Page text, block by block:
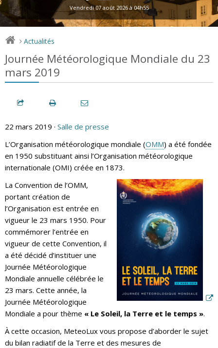
Vendredi 07 août 2026 à 04h55
> Actualités
Journée Météorologique Mondiale du 23
mars 2019
22 mars 2019 · Salle de presse
L’Organisation météorologique mondiale (OMM) a été fondée
en 1950 substituant ainsi l’Organisation météorologique
internationale (OMI) créée en 1873.
La Convention de l’OMM,
portant création de
l’Organisation est entrée en
vigueur le 23 mars 1950. Pour
commémorer l’entrée en
vigueur de cette Convention, il
a été décidé d’instituer une
Journée Météorologique
Mondiale annuelle célébrée le
23 mars. Cette année, la
Journée Météorologique
Mondiale a pour thème « Le Soleil, la Terre et le temps ».
À cette occasion, MeteoLux vous propose d’aborder le sujet
du bilan radiatif de la Terre et des mesures de